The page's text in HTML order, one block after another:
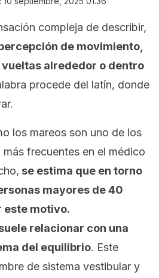
compleja de describir,
de movimiento,
alrededor o dentro
procede del latín, donde
los mareos son uno de los
frecuentes en el médico
se estima que en torno
mayores de 40
este motivo.
relacionar con una
del equilibrio. Este
de sistema vestibular y